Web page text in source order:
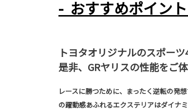
- おすすめポイン
トヨタオリジナルのスポーツ
是非、GRヤリスの性能をご
レースに勝つために、まったく逆転の発
の躍動感あふれるエクステリアはダイナ